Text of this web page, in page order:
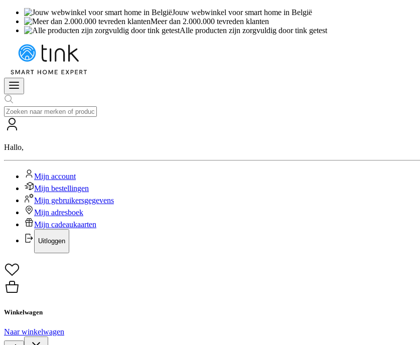
Jouw webwinkel voor smart home in België
Meer dan 2.000.000 tevreden klanten
Alle producten zijn zorgvuldig door tink getest
Hallo,
Mijn account
Mijn bestellingen
Mijn gebruikersgegevens
Mijn adresboek
Mijn cadeaukaarten
Uitloggen
Winkelwagen
Naar winkelwagen